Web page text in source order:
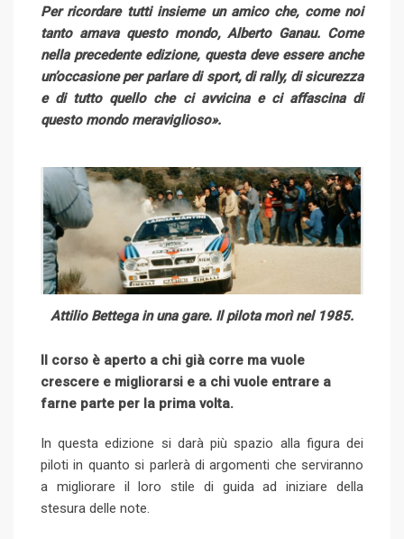
Per ricordare tutti insieme un amico che, come noi
tanto amava questo mondo, Alberto Ganau. Come
nella precedente edizione, questa deve essere anche
un’occasione per parlare di sport, di rally, di sicurezza
e di tutto quello che ci avvicina e ci affascina di
questo mondo meraviglioso».
Attilio Bettega in una gare. Il pilota morì nel 1985.
Il corso è aperto a chi già corre ma vuole
crescere e migliorarsi e a chi vuole entrare a
farne parte per la prima volta.
In questa edizione si darà più spazio alla figura dei
piloti in quanto si parlerà di argomenti che serviranno
a migliorare il loro stile di guida ad iniziare della
stesura delle note.